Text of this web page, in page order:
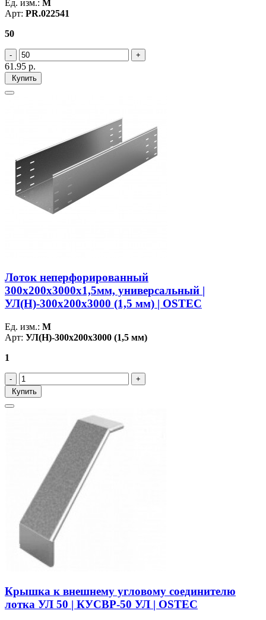
Ед. изм.: М
Арт: PR.022541
50
61.95 р.
Купить
Лоток неперфорированный
300х200х3000х1,5мм, универсальный |
УЛ(Н)-300х200х3000 (1,5 мм) | OSTEC
Ед. изм.: М
Арт: УЛ(Н)-300х200х3000 (1,5 мм)
1
Купить
Крышка к внешнему угловому соединителю
лотка УЛ 50 | КУСВР-50 УЛ | OSTEC